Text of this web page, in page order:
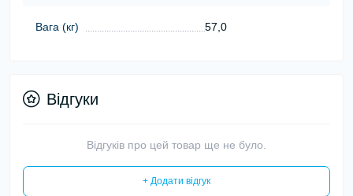
Вага (кг) 57,0
Відгуки
Відгуків про цей товар ще не було.
+ Додати відгук